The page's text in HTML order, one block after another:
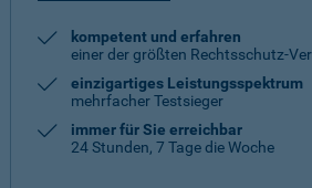
kompetent und erfahren
einer der größten Rechtsschutz-
einzigartiges Leistungsspektrum
mehrfacher Testsieger
immer für Sie erreichbar
24 Stunden, 7 Tage die Woche